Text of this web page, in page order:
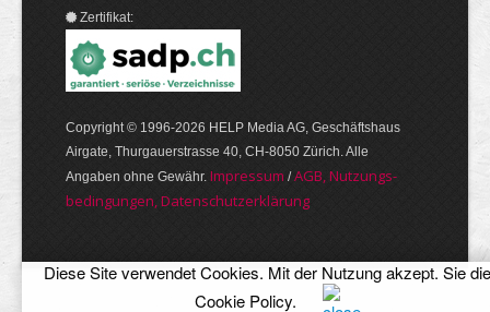
Zertifikat:
Copyright © 1996-2026 HELP Media AG, Geschäftshaus
Airgate, Thurgauer­strasse 40, CH-8050 Zürich. Alle
Angaben ohne Gewähr. Im­pres­sum /AGB, Nut­zungs­
bedin­gungen, Daten­schutz­er­klärung
Diese Site verwendet Cookies. Mit der Nutzung akzept. Sie die
Cookie Policy.